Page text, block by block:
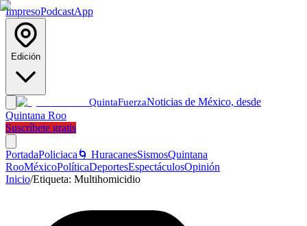
ImpresoPodcastApp
Edición
QuintaFuerzaNoticias de México, desde
Quintana Roo
Suscríbete gratis
PortadaPoliciaca 🌀 HuracanesSismosQuintana
RooMéxicoPolíticaDeportesEspectáculosOpinión
Inicio/Etiqueta: Multihomicidio